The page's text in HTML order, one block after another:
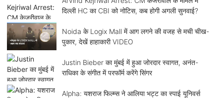
दिल्ली HC का CBI को नोटिस, कब होगी अगली सुनवाई?
Noida के Logix Mall में आग लगने की वजह से मची चीख-
पुकार, देखें हाहाकारी VIDEO
Justin Bieber का मुंबई में हुआ जोरदार स्वागत, अनंत-
राधिका के संगीत में परफॉर्म करेंगे सिंगर
Alpha: यशराज फिल्म्स ने आलिया भट्ट का स्पाई यूनिवर्स